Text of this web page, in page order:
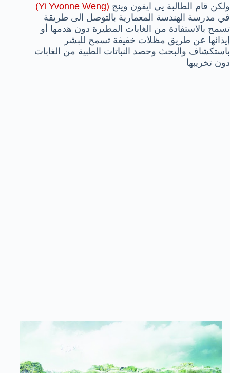
ولكن قام الطالبة يي ايفون وينج (Yi Yvonne Weng)
في مدرسة الهندسة المعمارية بالتوصل الى طريقة
تسمح بالاستفادة من الغابات المطيرة دون هدمها أو
إيذائها عن طريق مظلات خفيفة تسمح للبشر
باستكشاف والبحث وحصد النباتات الطبية من الغابات
دون تخريبها